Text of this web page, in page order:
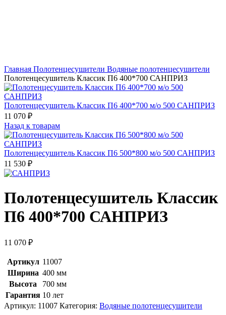
Главная Полотенцесушители Водяные полотенцесушители
Полотенцесушитель Классик П6 400*700 САНПРИЗ
Полотенцесушитель Классик П6 400*700 м/о 500 САНПРИЗ
11 070 ₽
Назад к товарам
Полотенцесушитель Классик П6 500*800 м/о 500 САНПРИЗ
11 530 ₽
Полотенцесушитель Классик
П6 400*700 САНПРИЗ
11 070 ₽
Артикул 11007
Ширина 400 мм
Высота
700 мм
Гарантия 10 лет
Артикул: 11007 Категория: Водяные полотенцесушители